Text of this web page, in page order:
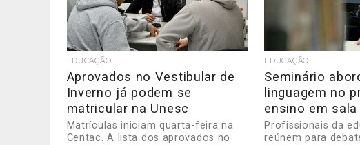
EDUCAÇÃO
Aprovados no Vestibular de
Inverno já podem se
matricular na Unesc
Matrículas iniciam quarta-feira na
Centac. A lista dos aprovados no
EDUCAÇÃO
Seminário
linguagem no
ensino em sala
Profissionais da
reúnem para